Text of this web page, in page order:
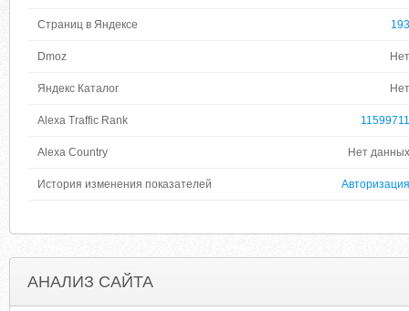
Страниц в Яндексе 193
Dmoz Нет
Яндекс Каталог Нет
Alexa Traffic Rank 11599711
Alexa Country Нет данных
История изменения показателей Авторизация
АНАЛИЗ САЙТА